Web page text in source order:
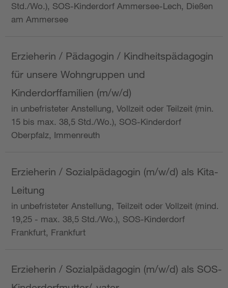
Std./Wo.), SOS-Kinderdorf Ammersee-Lech, Dießen
am Ammersee
Erzieherin / Pädagogin / Kindheitspädagogin
für unsere Wohngruppen und
Kinderdorffamilien (m/w/d)
in unbefristeter Anstellung, Vollzeit oder Teilzeit (min.
15 bis max. 38,5 Std./Wo.), SOS-Kinderdorf
Oberpfalz, Immenreuth
Erzieherin / Sozialpädagogin (m/w/d) als Kita-
Leitung
in unbefristeter Anstellung, Teilzeit oder Vollzeit (mind.
19,25 - max. 38,5 Std./Wo.), SOS-Kinderdorf
Frankfurt, Frankfurt
Erzieherin / Sozialpädagogin (m/w/d) als SOS-